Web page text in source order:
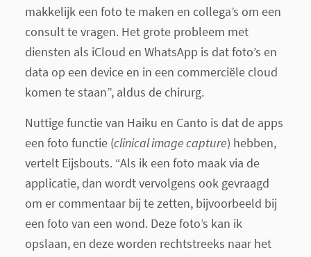
makkelijk een foto te maken en collega’s om een
consult te vragen. Het grote probleem met
diensten als iCloud en WhatsApp is dat foto’s en
data op een device en in een commerciële cloud
komen te staan”, aldus de chirurg.
Nuttige functie van Haiku en Canto is dat de apps
een foto functie (clinical image capture) hebben,
vertelt Eijsbouts. “Als ik een foto maak via de
applicatie, dan wordt vervolgens ook gevraagd
om er commentaar bij te zetten, bijvoorbeeld bij
een foto van een wond. Deze foto’s kan ik
opslaan, en deze worden rechtstreeks naar het